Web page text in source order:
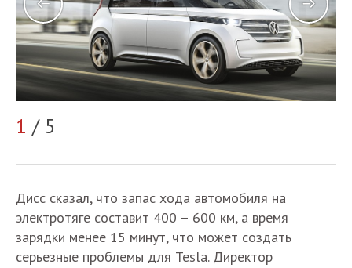
1 / 5
Дисс сказал, что запас хода автомобиля на
электротяге составит 400 – 600 км, а время
зарядки менее 15 минут, что может создать
серьезные проблемы для Tesla. Директор